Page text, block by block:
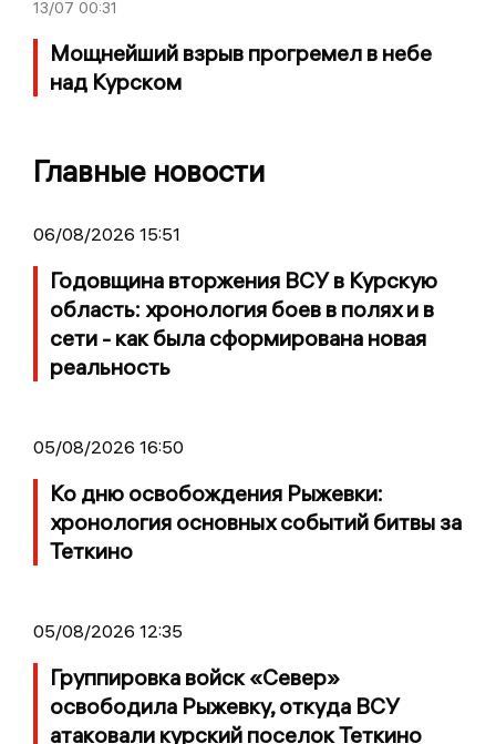
13/07 00:31
Мощнейший взрыв прогремел в небе
над Курском
Главные новости
06/08/2026 15:51
Годовщина вторжения ВСУ в Курскую
область: хронология боев в полях и в
сети - как была сформирована новая
реальность
05/08/2026 16:50
Ко дню освобождения Рыжевки:
хронология основных событий битвы за
Теткино
05/08/2026 12:35
Группировка войск «Север»
освободила Рыжевку, откуда ВСУ
атаковали курский поселок Теткино